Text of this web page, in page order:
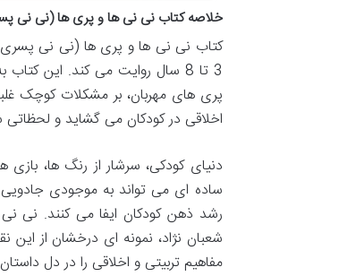
خلاصه کتاب نی نی ها و پری ها (نی نی
کتاب نی نی ها و پری ها (نی نی پسری)
3 تا 8 سال روایت می کند. این
پری های مهربان، بر مشکلات کوچک
اخلاقی در کودکان می گشاید و لحظاتی
دنیای کودکی، سرشار از رنگ ها،
ساده ای می تواند به موجودی
رشد ذهن کودکان ایفا می کنند. نی
شعبان نژاد، نمونه ای درخشان از
مفاهیم تربیتی و اخلاقی را در دل